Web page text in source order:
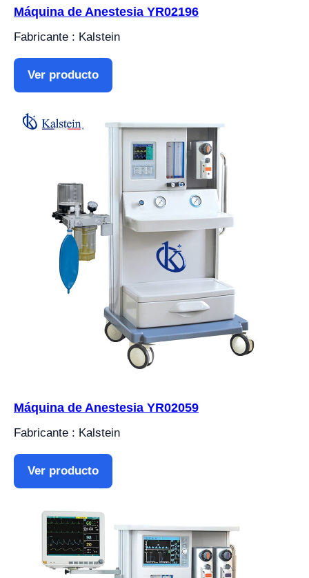
Máquina de Anestesia YR02196
Fabricante : Kalstein
Ver producto
Máquina de Anestesia YR02059
Fabricante : Kalstein
Ver producto